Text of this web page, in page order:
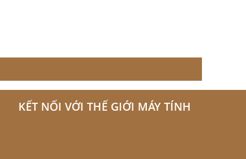
KẾT NỐI VỚI THẾ GIỚI MÁY TÍNH